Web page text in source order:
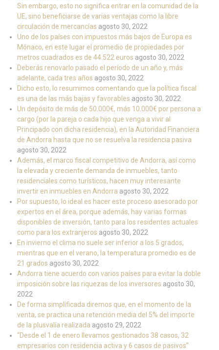
Sin embargo, esto no significa entrar en la comunidad de la
UE, sino beneficiarse de varias ventajas como la libre
circulación de mercancías agosto 30, 2022
Uno de los países con impuestos más bajos de Europa es
Mónaco, en este lugar el promedio de propiedades por
metros cuadrados es de 44.522 euros agosto 30, 2022
Deberás renovarlo pasado el período de un año y, más
adelante, cada tres años agosto 30, 2022
Dicho esto, lo resumimos comentando que la política fiscal
es una de las más bajas y favorables agosto 30, 2022
Un depósito de más de 50.000€, más 10.000€ por persona a
cargo (por la pareja o cada hijo que venga a vivir al
Principado con dicha residencia), en la Autoridad Financiera
de Andorra hasta que no se resuelva la residencia pasiva
agosto 30, 2022
Además, el marco fiscal competitivo de Andorra, así como
la elevada y creciente demanda de inmuebles, tanto
residenciales como turísticos, hacen muy interesante
invertir en inmuebles en Andorra agosto 30, 2022
Por supuesto, lo ideal es hacer este proceso asesorado por
expertos en el área, porque además, hay varias formas
disponibles de inversión, tanto para los residentes actuales
como para los extranjeros agosto 30, 2022
En invierno el clima no suele ser inferior a los 5 grados,
mientras que en el verano, la temperatura promedio es de
21 grados agosto 30, 2022
Andorra tiene acuerdo con varios países para evitar la doble
imposición sobre las riquezas de los inversores agosto 30,
2022
De forma simplificada diremos que, en el momento de la
venta, se practica una retención media del 5% del importe
de la plusvalía realizada agosto 29, 2022
“Desde el 1 de enero llevamos gestionados 38 casos, 32
empresarios con residencia activa y 6 casos de pasivos”